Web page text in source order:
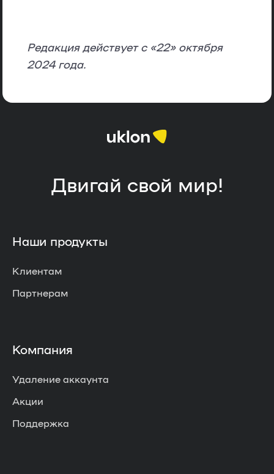
Редакция действует с «22» октября
2024 года.
Двигай свой мир!
Наши продукты
Клиентам
Партнерам
Компания
Удаление аккаунта
Акции
Поддержка